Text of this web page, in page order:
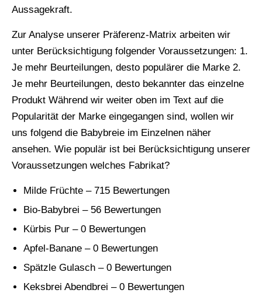
Aussagekraft.
Zur Analyse unserer Präferenz-Matrix arbeiten wir
unter Berücksichtigung folgender Voraussetzungen: 1.
Je mehr Beurteilungen, desto populärer die Marke 2.
Je mehr Beurteilungen, desto bekannter das einzelne
Produkt Während wir weiter oben im Text auf die
Popularität der Marke eingegangen sind, wollen wir
uns folgend die Babybreie im Einzelnen näher
ansehen. Wie populär ist bei Berücksichtigung unserer
Voraussetzungen welches Fabrikat?
Milde Früchte – 715 Bewertungen
Bio-Babybrei – 56 Bewertungen
Kürbis Pur – 0 Bewertungen
Apfel-Banane – 0 Bewertungen
Spätzle Gulasch – 0 Bewertungen
Keksbrei Abendbrei – 0 Bewertungen